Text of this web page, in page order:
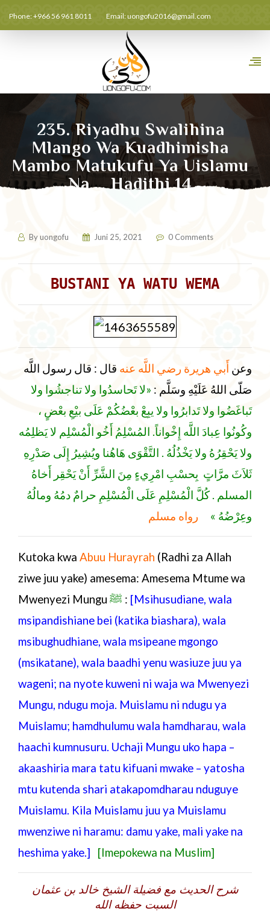
Phone: +966 56 961 8011 Email:uongofu2016@gmail.com
235. Riyadhu Swalihina
Mlango Wa Kuadhimisha
Mambo Matukufu Ya Uislamu
Na … Hadithi 14
Byuongofu Juni 25, 2021 0 Comments
BUSTANI YA WATU WEMA
وعن أَبي هريرة رضي اللَّه عنه قال : قال رسول اللَّه
صَلّى اللهُ عَلَيْهِ وسَلَّم : «لا تَحاسدُوا ولا تناجشُوا ولا
تَباغَضُوا ولا تَدابرُوا ولا يبِعْ بعْضُكُمْ عَلَى بيْعِ بعْضٍ ،
وكُونُوا عِبادَ اللَّه إِخْواناً. المُسْلِمُ أَخُو الْمُسْلِم لا يَظلِمُه
ولا يَحْقِرُهُ ولا يَخْذُلُهُ . التَّقْوَى هَاهُنا ويُشِيرُ إِلَى صَدْرِهِ
ثَلاَثَ مرَّاتٍ بِحسْبِ امْرِيءٍ مِنَ الشَّرِّ أَنْ يَحْقِر أَخاهُ
المسلم . كُلَّ الْمُسْلِمِ عَلَى الْمُسْلِمِ حرامٌ دمُهُ ومالُهُ
وعِرْضُهُ » رواه مسلم
Kutoka kwa Abuu Hurayrah (Radhi za Allah
ziwe juu yake) amesema: Amesema Mtume wa
Mwenyezi Mungu ﷺ : [Msihusudiane, wala
msipandishiane bei (katika biashara), wala
msibughudhiane, wala msipeane mgongo
(msikatane), wala baadhi yenu wasiuze juu ya
wageni; na nyote kuweni ni waja wa Mwenyezi
Mungu, ndugu moja. Muislamu ni ndugu ya
Muislamu; hamdhulumu wala hamdharau, wala
haachi kumnusuru. Uchaji Mungu uko hapa –
akaashiria mara tatu kifuani mwake – yatosha
mtu kutenda shari atakapomdharau nduguye
Muislamu. Kila Muislamu juu ya Muislamu
mwenziwe ni haramu: damu yake, mali yake na
heshima yake.] [Imepokewa na Muslim]
شرح الحديث مع فضيلة الشيخ خالد بن عثمان
السبت حفظه الله